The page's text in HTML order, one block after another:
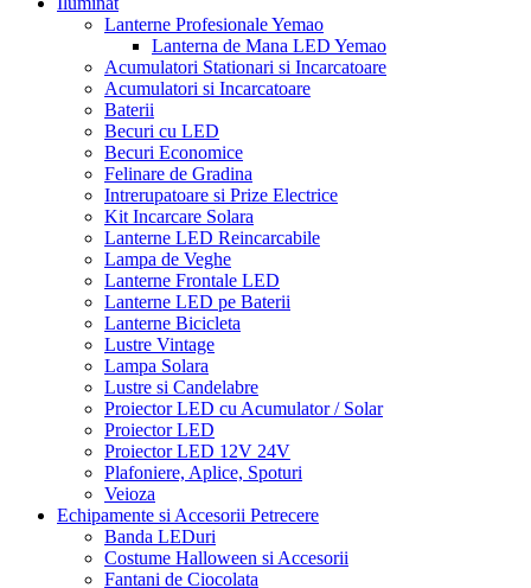
Lanterne Profesionale Yemao
Lanterna de Mana LED Yemao
Acumulatori Stationari si Incarcatoare
Acumulatori si Incarcatoare
Baterii
Becuri cu LED
Becuri Economice
Felinare de Gradina
Intrerupatoare si Prize Electrice
Kit Incarcare Solara
Lanterne LED Reincarcabile
Lampa de Veghe
Lanterne Frontale LED
Lanterne LED pe Baterii
Lanterne Bicicleta
Lustre Vintage
Lampa Solara
Lustre si Candelabre
Proiector LED cu Acumulator / Solar
Proiector LED
Proiector LED 12V 24V
Plafoniere, Aplice, Spoturi
Veioza
Echipamente si Accesorii Petrecere
Banda LEDuri
Costume Halloween si Accesorii
Fantani de Ciocolata